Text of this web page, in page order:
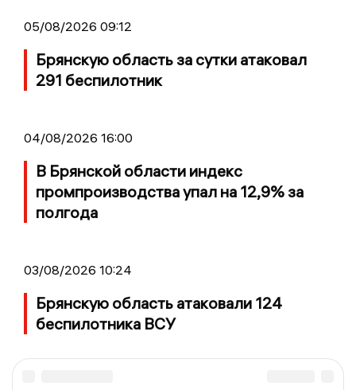
05/08/2026 09:12
Брянскую область за сутки атаковал
291 беспилотник
04/08/2026 16:00
В Брянской области индекс
промпроизводства упал на 12,9% за
полгода
03/08/2026 10:24
Брянскую область атаковали 124
беспилотника ВСУ